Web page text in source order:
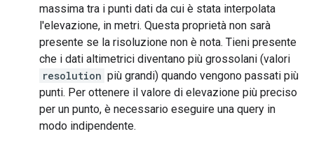
massima tra i punti dati da cui è stata interpolata
l'elevazione, in metri. Questa proprietà non sarà
presente se la risoluzione non è nota. Tieni presente
che i dati altimetrici diventano più grossolani (valori
resolution più grandi) quando vengono passati più
punti. Per ottenere il valore di elevazione più preciso
per un punto, è necessario eseguire una query in
modo indipendente.